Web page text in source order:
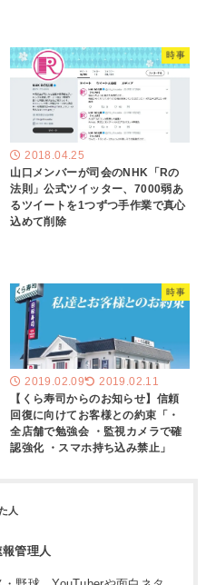
時事
2018.04.25
山口メンバーが司会のNHK「Rの
法則」公式ツイッター、7000弱あ
るツイートを1つずつ手作業で真心
込めて削除
時事
2019.02.09 2019.02.11
【くら寿司からのお知らせ】信頼
回復に向けてお客様との約束「・
全店舗で勉強会 ・監視カメラで確
認強化 ・スマホ持ち込み禁止」
報管理人